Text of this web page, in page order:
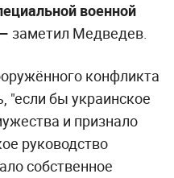
военной
заметил Медведев.
конфликта
бы украинское
и признало
руководство
собственное